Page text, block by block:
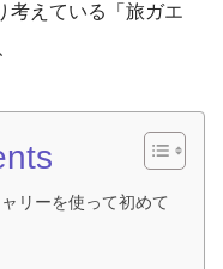
考えている「旅ガエ
リーを使って初めて